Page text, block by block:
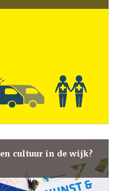
cultuur in de wijk?